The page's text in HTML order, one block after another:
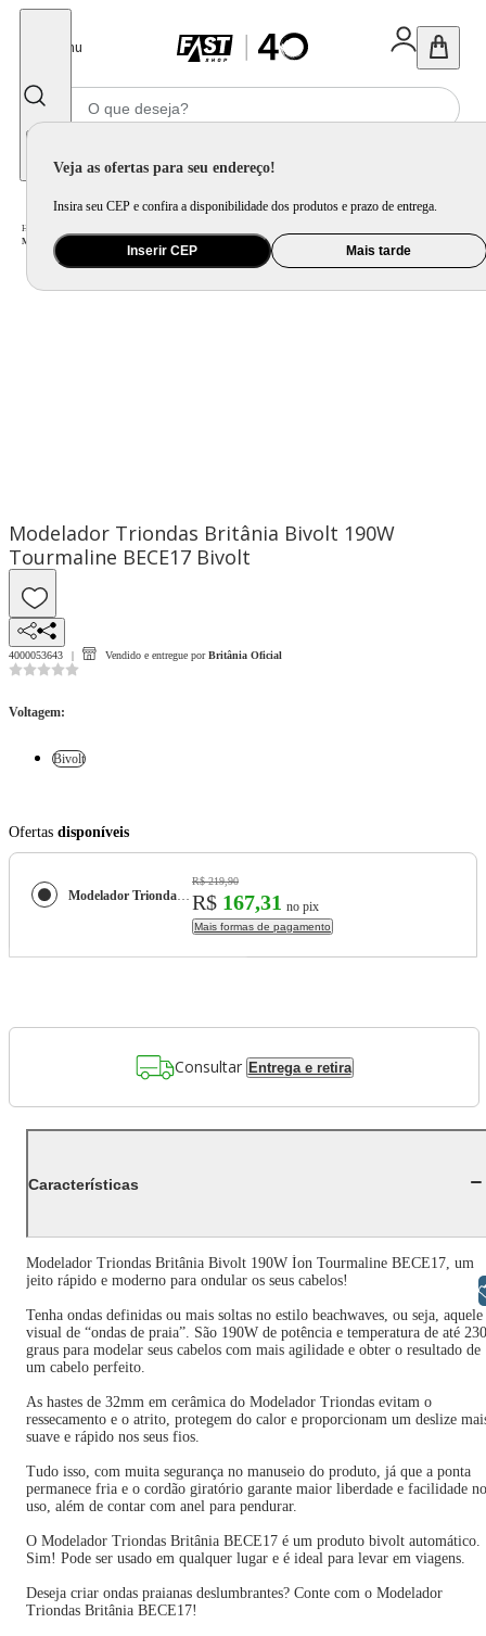
Menu
Veja as ofertas para seu endereço!
Insira seu CEP e confira a disponibilidade dos produtos e prazo de entrega.
Inserir CEP Mais tarde
Home
Modelador Triondas Britânia Bivolt 190W Tourmaline BECE17
Modelador Triondas Britânia Bivolt 190W
Tourmaline BECE17 Bivolt
4000053643 Vendido e entregue por Britânia Oficial
Voltagem:
Bivolt
Ofertas disponíveis
Modelador Triondas Britânia Bivolt 190W Tourmaline BECE17
R$ 219,90
R$ 167,31 no pix
Mais formas de pagamento
Consultar Entrega e retira
Características
Modelador Triondas Britânia Bivolt 190W Íon Tourmaline BECE17, um
jeito rápido e moderno para ondular os seus cabelos!
Tenha ondas definidas ou mais soltas no estilo beachwaves, ou seja, aquele
visual de “ondas de praia”. São 190W de potência e temperatura de até 230
graus para modelar seus cabelos com mais agilidade e obter o resultado de
um cabelo perfeito.
As hastes de 32mm em cerâmica do Modelador Triondas evitam o
ressecamento e o atrito, protegem do calor e proporcionam um deslize
suave e rápido nos seus fios.
Tudo isso, com muita segurança no manuseio do produto, já que a ponta
permanece fria e o cordão giratório garante maior liberdade e facilidade no
uso, além de contar com anel para pendurar.
O Modelador Triondas Britânia BECE17 é um produto bivolt automático.
Sim! Pode ser usado em qualquer lugar e é ideal para levar em viagens.
Deseja criar ondas praianas deslumbrantes? Conte com o Modelador
Triondas Britânia BECE17!